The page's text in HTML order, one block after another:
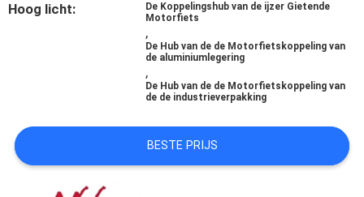
PRIVACYBELEID
Hoog licht:
De Koppelingshub van de ijzer Gietende
Motorfiets
,
De Hub van de de Motorfietskoppeling van
de aluminiumlegering
,
De Hub van de de Motorfietskoppeling van
de de industrieverpakking
BESTE PRIJS